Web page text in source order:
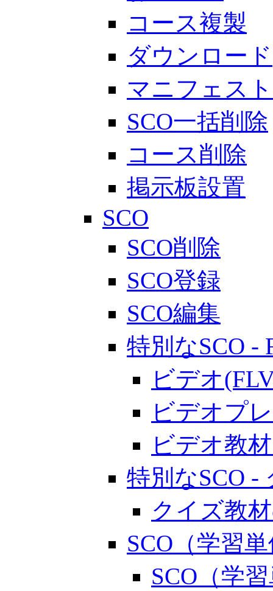
コース複製
ダウンロード
マニフェス
SCO一括削除
コース削除
掲示板設置
SCO
SCO削除
SCO登録
SCO編集
特別なSCO -
ビデオ
ビデオプ
ビデオ教
特別なSCO -
クイズ教
SCO（学習
SCO（学